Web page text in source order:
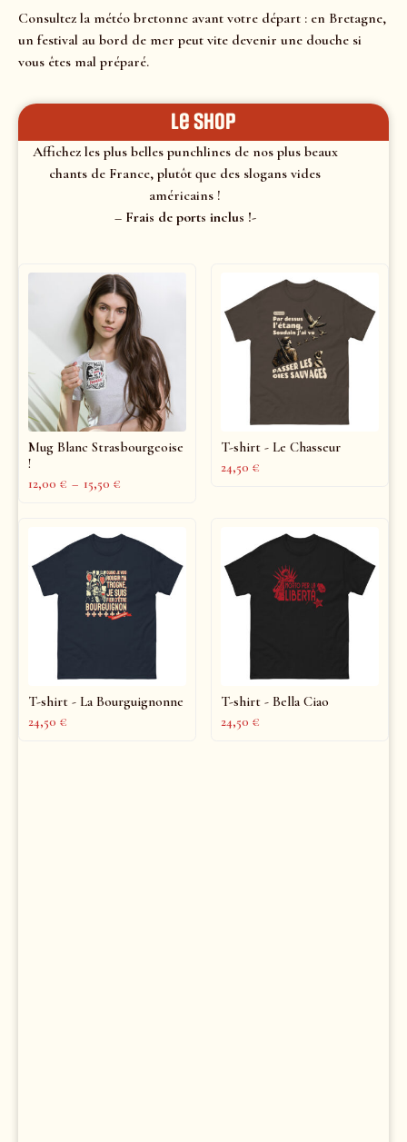
Consultez la météo bretonne avant votre départ : en Bretagne,
un festival au bord de mer peut vite devenir une douche si
vous êtes mal préparé.
le shop
Affichez les plus belles punchlines de nos plus beaux
chants de France, plutôt que des slogans vides
américains !
– Frais de ports inclus !-
Mug Blanc Strasbourgeoise
!
12,00 € – 15,50 €
T-shirt - Le Chasseur
24,50 €
T-shirt - La Bourguignonne
24,50 €
T-shirt - Bella Ciao
24,50 €